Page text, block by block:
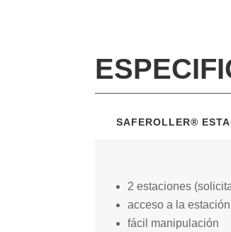
SAFEROLLER®
2 estaciones
acceso a la
fácil manipulación